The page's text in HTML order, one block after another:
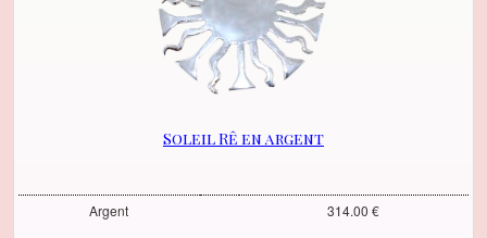
Soleil Rê en argent
Argent 314.00 €